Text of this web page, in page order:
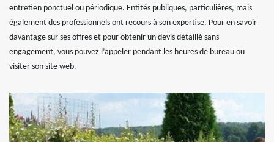
entretien ponctuel ou périodique. Entités publiques, particulières, mais
également des professionnels ont recours à son expertise. Pour en savoir
davantage sur ses offres et pour obtenir un devis détaillé sans
engagement, vous pouvez l’appeler pendant les heures de bureau ou
visiter son site web.